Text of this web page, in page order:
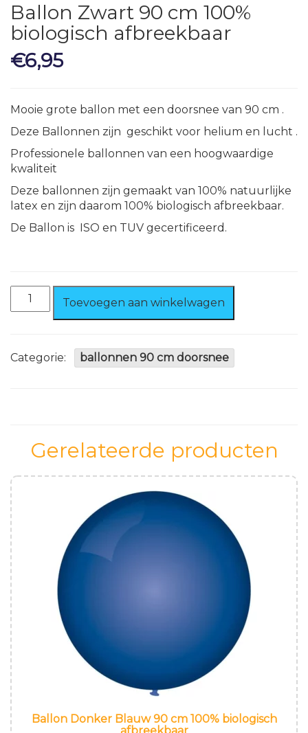
Ballon Zwart 90 cm 100%
biologisch afbreekbaar
€6,95
Mooie grote ballon met een doorsnee van 90 cm .
Deze Ballonnen zijn geschikt voor helium en lucht .
Professionele ballonnen van een hoogwaardige
kwaliteit
Deze ballonnen zijn gemaakt van 100% natuurlijke
latex en zijn daarom 100% biologisch afbreekbaar.
De Ballon is ISO en TUV gecertificeerd.
Ballon
100%
biologisch
Toevoegen aan winkelwagen
Categorie: ballonnen 90 cm doorsnee
Gerelateerde producten
Ballon Donker Blauw 90 cm 100% biologisch